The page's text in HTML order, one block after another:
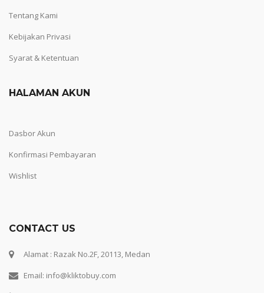
Tentang Kami
Kebijakan Privasi
Syarat & Ketentuan
HALAMAN AKUN
Dasbor Akun
Konfirmasi Pembayaran
Wishlist
CONTACT US
Alamat : Razak No.2F, 20113, Medan
Email: info@kliktobuy.com